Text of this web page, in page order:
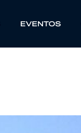
EVENTOS